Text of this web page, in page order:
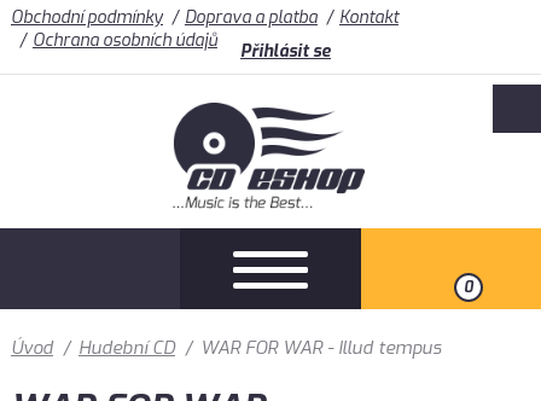
Obchodní podmínky Doprava a platba
Kontakt
Ochrana osobních údajů
Přihlásit se
0
Úvod / Hudební CD / WAR FOR WAR - Illud tempus